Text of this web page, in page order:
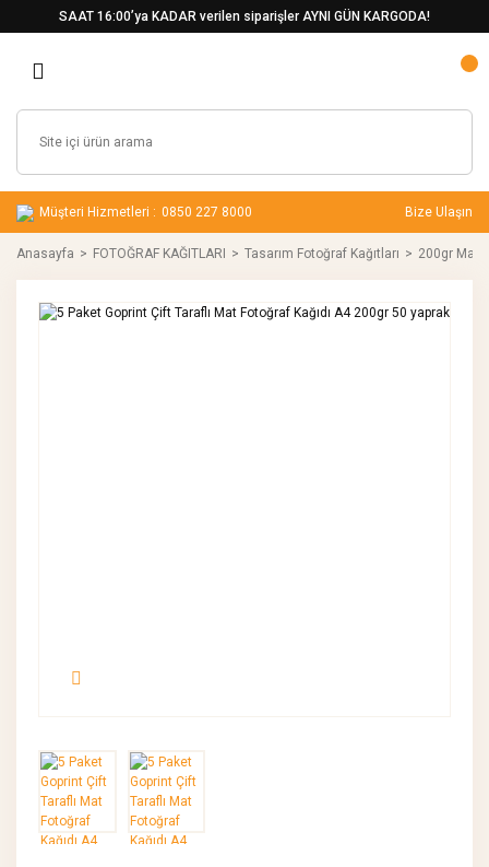
SAAT 16:00’ya KADAR verilen siparişler AYNI GÜN KARGODA!
Müşteri Hizmetleri : 0850 227 8000 Bize Ulaşın
Anasayfa FOTOĞRAF KAĞITLARI Tasarım Fotoğraf Kağıtları 200gr Mat